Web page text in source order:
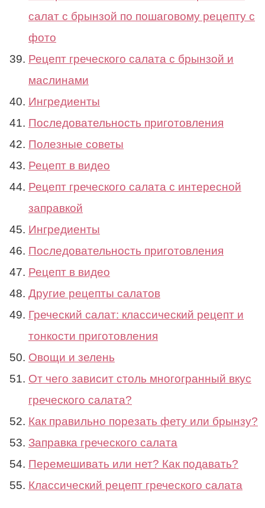
салат с брынзой по пошаговому рецепту с
фото
Рецепт греческого салата с брынзой и
маслинами
Ингредиенты
Последовательность приготовления
Полезные советы
Рецепт в видео
Рецепт греческого салата с интересной
заправкой
Ингредиенты
Последовательность приготовления
Рецепт в видео
Другие рецепты салатов
Греческий салат: классический рецепт и
тонкости приготовления
Овощи и зелень
От чего зависит столь многогранный вкус
греческого салата?
Как правильно порезать фету или брынзу?
Заправка греческого салата
Перемешивать или нет? Как подавать?
Классический рецепт греческого салата